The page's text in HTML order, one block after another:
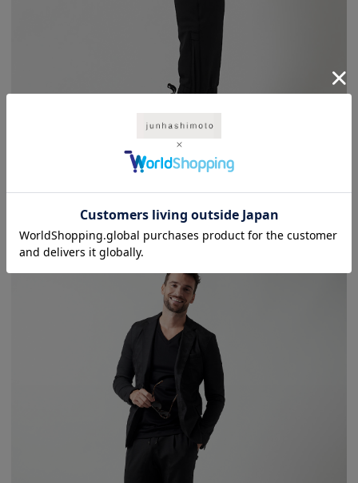
る 360°ストレッチなので着心地も楽チンです。